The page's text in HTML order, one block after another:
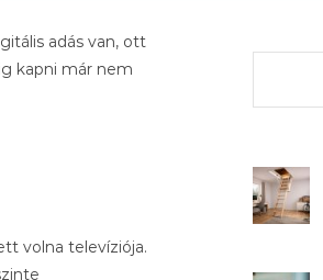
adás van, ott
kapni már nem
volna televíziója.